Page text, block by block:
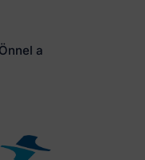
a